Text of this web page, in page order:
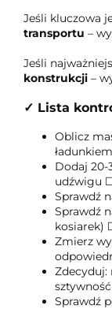
Jeśli kluczowa
transportu –
Jeśli
konstrukcji –
✓ Lista
Oblicz
Dodaj 20-
udźwigu
Sprawdź
Sprawdź
kosiarek)
Zmierz
Zdecyduj:
Sprawdź